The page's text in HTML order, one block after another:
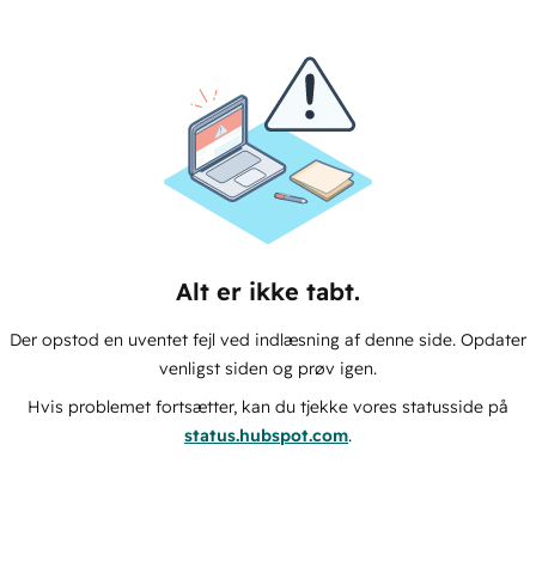
Alt er ikke tabt.
Der opstod en uventet fejl ved indlæsning af denne side. Opdater
venligst siden og prøv igen.
Hvis problemet fortsætter, kan du tjekke vores statusside på
status.hubspot.com.